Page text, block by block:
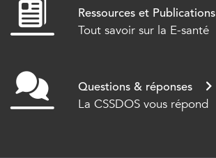
Ressources et Publications
Tout savoir sur la E-santé
Questions & réponses
La CSSDOS vous répond